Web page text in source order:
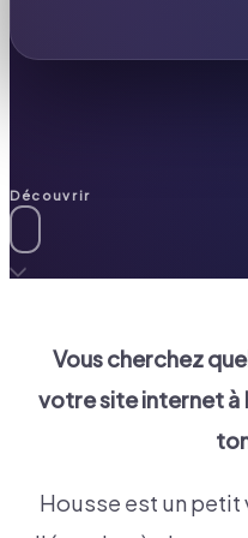
Découvrir
Vous cherchez
votre site internet à
Housse est un